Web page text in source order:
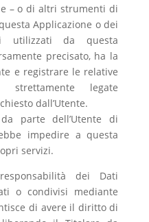
– o di altri strumenti di
Applicazione o dei
utilizzati da questa
precisato, ha la
e registrare le relative
legate
dall’Utente.
parte dell’Utente di
impedire a questa
servizi.
dei Dati
o condivisi mediante
di avere il diritto di